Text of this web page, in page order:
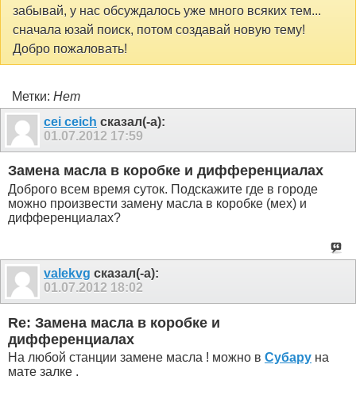
забывай, у нас обсуждалось уже много всяких тем...
сначала юзай поиск, потом создавай новую тему!
Добро пожаловать!
Метки: Нет
cei ceich сказал(-а):
01.07.2012 17:59
Замена масла в коробке и дифференциалах
Доброго всем время суток. Подскажите где в городе
можно произвести замену масла в коробке (мех) и
дифференциалах?
valekvg сказал(-а):
01.07.2012 18:02
Re: Замена масла в коробке и
дифференциалах
На любой станции замене масла ! можно в Субару на
мате залке .